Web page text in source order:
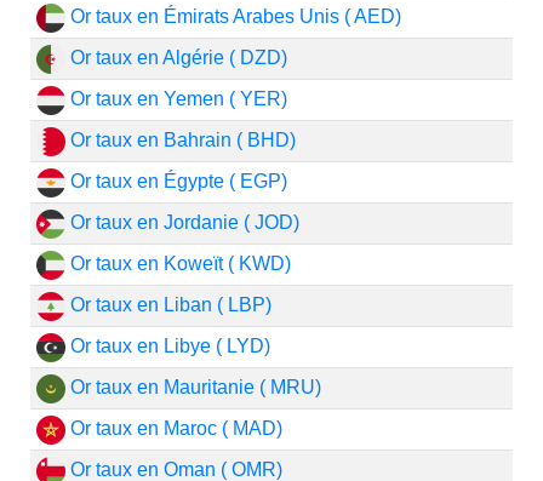
Or taux en Émirats Arabes Unis ( AED)
Or taux en Algérie ( DZD)
Or taux en Yemen ( YER)
Or taux en Bahrain ( BHD)
Or taux en Égypte ( EGP)
Or taux en Jordanie ( JOD)
Or taux en Koweït ( KWD)
Or taux en Liban ( LBP)
Or taux en Libye ( LYD)
Or taux en Mauritanie ( MRU)
Or taux en Maroc ( MAD)
Or taux en Oman ( OMR)